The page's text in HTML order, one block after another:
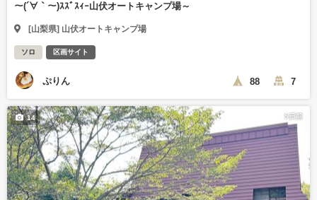
～(´∀｀～)ｽｽﾞｽｨｰ山伏オートキャンプ場～
[山梨県] 山伏オートキャンプ場
ソロ 区画サイト
ぷりん 88 7
5日前
14